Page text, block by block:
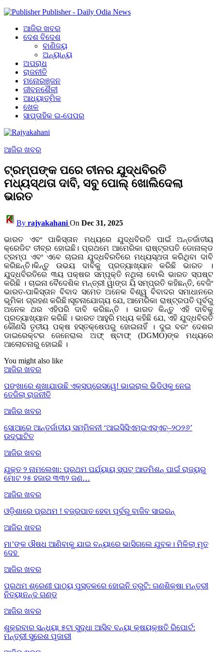
Publisher - Daily Odia News
ଆଜିର ଖବର
ଦେଶ ବିଦେଶ
ବାଣିଜ୍ୟ
ଅନ୍ୟାନ୍ୟ
ଅପରାଧ
ରାଜନୀତି
ମନୋରଞ୍ଜନ
ଜୀବନଶୈଳୀ
ଆଧ୍ୟାତ୍ମିକ
ଖେଳ
ସାପ୍ତାହିକ ଇ-ପେପର
ଆଜିର ଖବର
ଟ୍ରମ୍ପଙ୍କ ପରେ ଚୀନର ଯୁଦ୍ଧବିରତି
ମଧ୍ୟସ୍ଥତା ଦାବି, ସବୁ ପୋଲ୍‌ ଖୋଲିଦେଲା
ଭାରତ
By rajyakahani On Dec 31, 2025
ଭାରତ ଏବଂ ପାକିସ୍ତାନ ମଧ୍ୟରେ ଯୁଦ୍ଧବିରତି ପାଇଁ ଅନ୍ତର୍ଜାତୀୟ
କ୍ରେଡିଟ ତୀବ୍ର ହୋଇଛି। ପ୍ରଥମେ ଆମେରିକା ରାଷ୍ଟ୍ରପତି ଡୋନାଲ୍ଡ
ଟ୍ରମ୍ପ ଏବଂ ଏବେ ଚାଇନା ଯୁଦ୍ଧବିରତିରେ ମଧ୍ୟସ୍ଥତା କରିଥିବା ଦାବି
କରିଛନ୍ତି।କିନ୍ତୁ ଉଭୟ ଦାବିକୁ ପ୍ରତ୍ୟାଖ୍ୟାନ କରିଛି ଭାରତ ।
ଯୁଦ୍ଧବିରତିରେ ୩ୟ ପକ୍ଷର ସମ୍ପୃକ୍ତି ନଥିଲା ବୋଲି ଭାରତ ସ୍ପଷ୍ଟ
କରିଛି । ଚାଇନା ବୈଦେଶିକ ମନ୍ତ୍ରୀ ୱାଙ୍ଗ ୟି ସମ୍ପ୍ରତି କହିଛନ୍ତି, ବେଜିଂ
ଭାରତ-ପାକିସ୍ତାନ ବିବାଦ ସମେତ ଅନେକ ବିଶ୍ୱ ବିବାଦର ସମାଧାନରେ
ଭୂମିକା ଗ୍ରହଣ କରିଛି।ସୂଚନାଯୋଗ୍ୟ ଯେ, ଆମେରିକା ରାଷ୍ଟ୍ରପତି ପୂର୍ବରୁ
ଅନେକ ଥର ଏହିପରି ଦାବି କରିଛନ୍ତି । ଭାରତ କିନ୍ତୁ ଏହି ଦାବିକୁ
ପ୍ରତ୍ୟାଖ୍ୟାନ କରିଛି । ଭାରତ ଆହୁରି ମଧ୍ୟ କହିଛି ଯେ, ଏହି ଯୁଦ୍ଧବିରତି
କୌଣସି ତୃତୀୟ ପକ୍ଷ ହସ୍ତକ୍ଷେପରୁ ହୋଇନାହିଁ । ଦୁଇ ବରଂ ଦେଶର
ଡାଇରେକ୍ଟର ଜେନେରାଲ ଅଫ୍ ଷ୍ଟାଫ୍ (DGMO)ଙ୍କ ମଧ୍ୟରେ
ଆଲୋଚନାରୁ ହୋଇଛି ।
You might also like
ଆଜିର ଖବର
ପଙ୍ଖାରେ ଶୁଖାଯାଉଛି ଏକ୍ସପ୍ରେସୱେ! ଭାଇରାଲ ଭିଡିଓକୁ ନେଇ
ତେଜିଲା ରାଜନୀତି
ଆଜିର ଖବର
ସୋଆରେ ଆନ୍ତର୍ଜାତୀୟ ସମ୍ମିଳନୀ ‘ଆଇସିସିଏମ୍‌ଇଏସ୍‌ଏଚ୍‌–୨୦୨୬’
ଉଦ୍‌ଘାଟିତ
ଆଜିର ଖବର
ଯୁକ୍ତ ୨ ନାମଲେଖା: ପ୍ରଥମ ପର୍ଯ୍ୟାୟ ସ୍ପଟ୍ ଆଡମିଶନ୍ ପାଇଁ ରାଜ୍ୟରୁ
ମୋଟ ୨୫ ହଜାର ୩୩୨ ଜଣ…
ଆଜିର ଖବର
ଓଡ଼ିଶାରେ ପ୍ରଥମ ! ବଜ୍ରପାତ ହେବା ପୂର୍ବରୁ ବାଜିବ ସାଇରନ୍
ଆଜିର ଖବର
ମା’ଙ୍କ ଔଷଧ ଆଣିବାକୁ ଯାଇ ବନ୍ୟାରେ ଭାସିଗଲେ ଯୁବକ। ମିଳିଲା ମୃତ
ଦେହ
ଆଜିର ଖବର
ପ୍ରଥମ ଶ୍ରେଣୀ ପାଠ୍ୟ ପୁସ୍ତକରେ ହୋଇନି ତ୍ରୁଟି: ଗଣଶିକ୍ଷା ମନ୍ତ୍ରୀ
ନିତ୍ୟାନନ୍ଦ ଗଣ୍ଡ
ଆଜିର ଖବର
ଶୁକ୍ରବାର ସନ୍ଧ୍ୟା ୫ଟା ସୁଦ୍ଧା ଆସିବ ବନ୍ୟା କ୍ଷୟକ୍ଷତି ରିପୋର୍ଟ:
ମନ୍ତ୍ରୀ ସୁରେଶ ପୂଜାରୀ